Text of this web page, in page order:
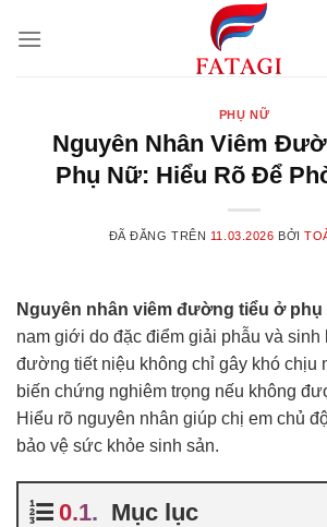
đến
PHỤ NỮ
Nguyên Nhân Viêm
Phụ Nữ: Hiểu Rõ Để
ĐÃ ĐĂNG TRÊN 11.03.2026 BỞI
Nguyên nhân viêm đường tiểu ở
nam giới do đặc điểm giải phẫu và sinh
đường tiết niệu không chỉ gây khó chịu
biến chứng nghiêm trọng nếu không
Hiểu rõ nguyên nhân giúp chị em chủ
bảo vệ sức khỏe sinh sản.
Mục lục